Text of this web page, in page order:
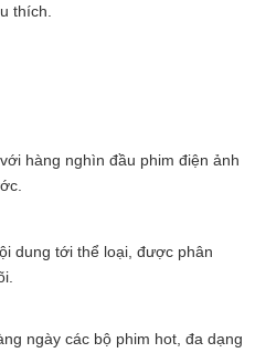
thích.
hàng nghìn đầu phim điện ảnh
dung tới thể loại, được phân
ngày các bộ phim hot, đa dạng